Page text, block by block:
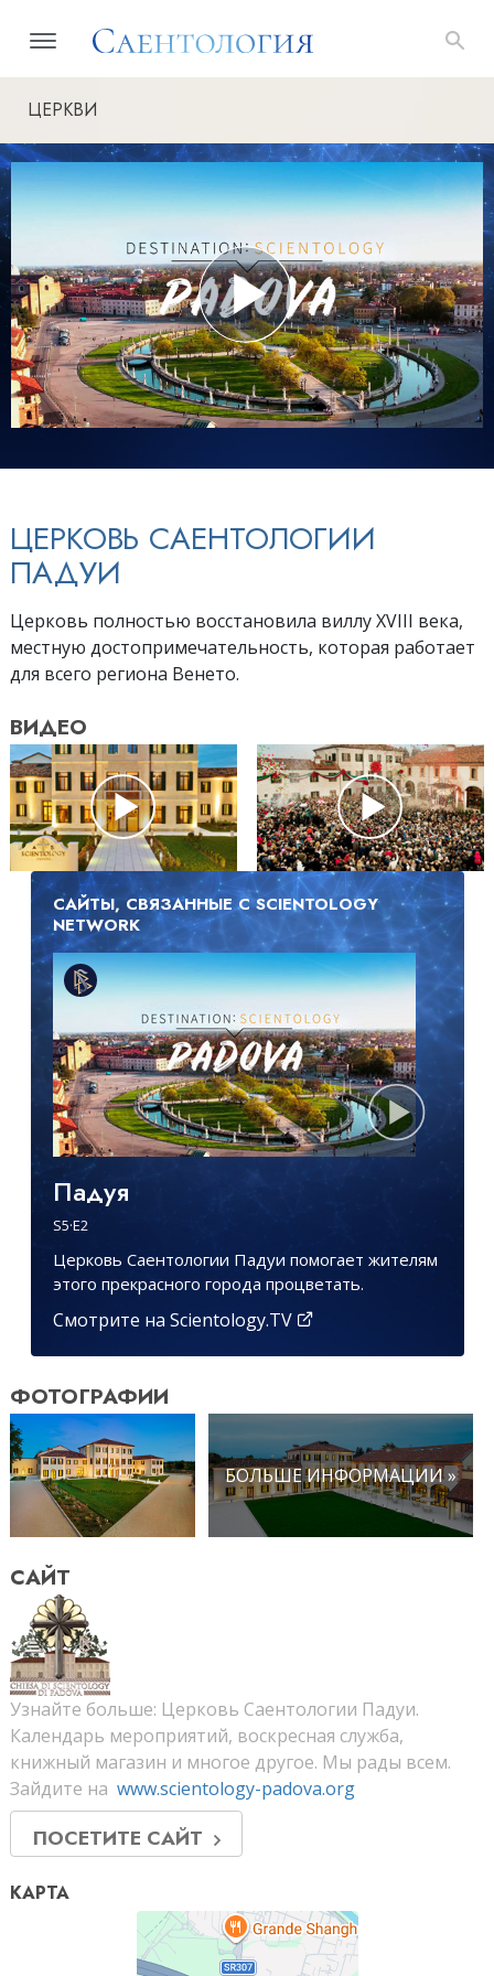
ЦЕРКВИ
ЦЕРКОВЬ САЕНТОЛОГИИ
ПАДУИ
Церковь полностью восстановила виллу XVIII века,
местную достопримечательность, которая работает
для всего региона Венето.
ВИДЕО
САЙТЫ, СВЯЗАННЫЕ С SCIENTOLOGY
NETWORK
Падуя
S5·E2
Церковь Саентологии Падуи помогает жителям
этого прекрасного города процветать.
Смотрите на Scientology.TV
ФОТОГРАФИИ
БОЛЬШЕ ИНФОРМАЦИИ »
САЙТ
Узнайте больше: Церковь Саентологии Падуи.
Календарь мероприятий, воскресная служба,
книжный магазин и многое другое. Мы рады всем.
Зайдите на www.scientology-padova.org
ПОСЕТИТЕ САЙТ
КАРТА